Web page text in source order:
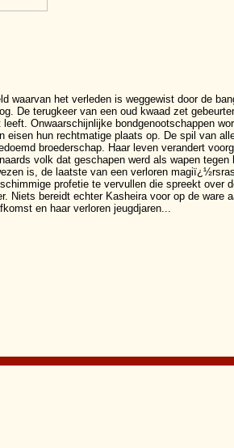
waarvan het verleden is weggewist door de
De terugkeer van een oud kwaad zet
leeft. Onwaarschijnlijke bondgenootschappen
eisen hun rechtmatige plaats op. De spil van
broederschap. Haar leven verandert
volk dat geschapen werd als wapen
is, de laatste van een verloren
profetie te vervullen die spreekt over
Niets bereidt echter Kasheira voor op de ware
en haar verloren jeugdjaren...